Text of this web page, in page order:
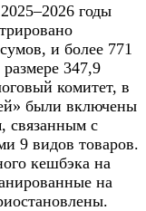
годы
и более 771
347,9
комитет, в
были включены
связанным с
9 видов товаров.
кешбэка на
на